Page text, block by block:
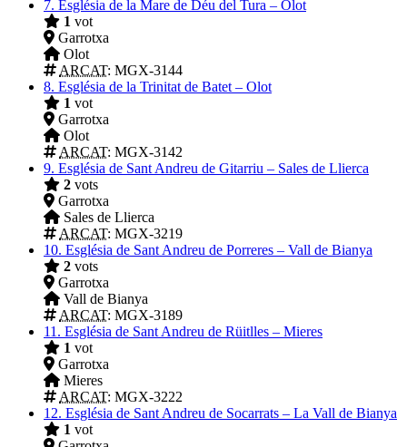
7. Església de la Mare de Déu del Tura – Olot
1 vot
Garrotxa
Olot
ARCAT: MGX-3144
8. Església de la Trinitat de Batet – Olot
1 vot
Garrotxa
Olot
ARCAT: MGX-3142
9. Església de Sant Andreu de Gitarriu – Sales de Llierca
2 vots
Garrotxa
Sales de Llierca
ARCAT: MGX-3219
10. Església de Sant Andreu de Porreres – Vall de Bianya
2 vots
Garrotxa
Vall de Bianya
ARCAT: MGX-3189
11. Església de Sant Andreu de Rüitlles – Mieres
1 vot
Garrotxa
Mieres
ARCAT: MGX-3222
12. Església de Sant Andreu de Socarrats – La Vall de Bianya
1 vot